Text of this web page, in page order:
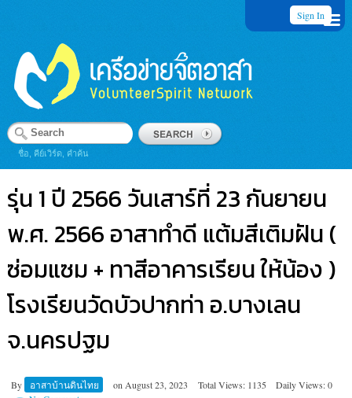
Sign In
ชื่อ, คีย์เวิร์ด, คำค้น
รุ่น 1 ปี 2566 วันเสาร์ที่ 23 กันยายน
พ.ศ. 2566 อาสาทำดี แต้มสีเติมฝัน (
ซ่อมแซม + ทาสีอาคารเรียน ให้น้อง )
โรงเรียนวัดบัวปากท่า อ.บางเลน
จ.นครปฐม
By อาสาบ้านดินไทย on August 23, 2023 Total Views: 1135
Daily Views: 0